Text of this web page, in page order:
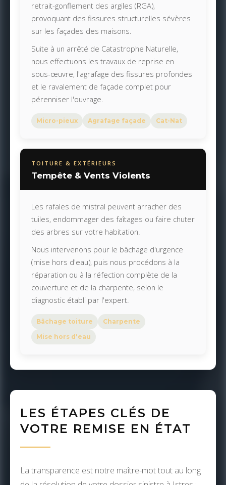
retrait-gonflement des argiles (RGA),
provoquant des fissures structurelles sévères
sur les façades des maisons.
Suite à un arrêté de Catastrophe Naturelle,
nous effectuons les travaux de reprise en
sous-œuvre, l'agrafage des fissures profondes
et le ravalement de façade complet pour
pérenniser l'ouvrage.
Micro-pieux Agrafage façade Cat-Nat
TOITURE & EXTÉRIEURS
Tempête & Vents Violents
Les rafales de mistral peuvent arracher des
tuiles, endommager des faîtages ou faire chuter
des arbres sur votre habitation.
Nous intervenons pour le bâchage d'urgence
(mise hors d'eau), puis nous procédons à la
réparation ou à la réfection complète de la
couverture et de la charpente, selon le
diagnostic établi par l'expert.
Bâchage toiture
Charpente
Mise hors d'eau
LES ÉTAPES CLÉS DE
VOTRE REMISE EN ÉTAT
La transparence est notre maître-mot tout au long